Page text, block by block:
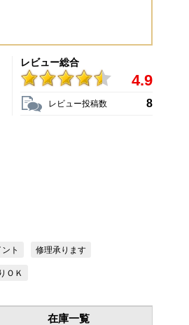
レビュー総合
4.9
レビュー投稿数 8
ト 修理承ります
ＯＫ
在庫一覧